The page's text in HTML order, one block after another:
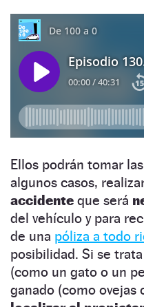
Ellos podrán tomar
algunos casos,
accidente que será
del vehículo y para
de una póliza a todo
posibilidad. Si se
(como un gato o un
ganado (como ovejas